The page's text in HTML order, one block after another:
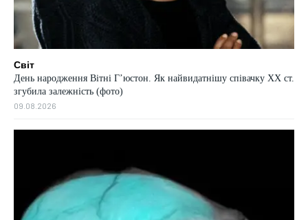
Світ
День народження Вітні Гʼюстон. Як найвидатнішу співачку ХХ ст.
згубила залежність (фото)
09.08.2026